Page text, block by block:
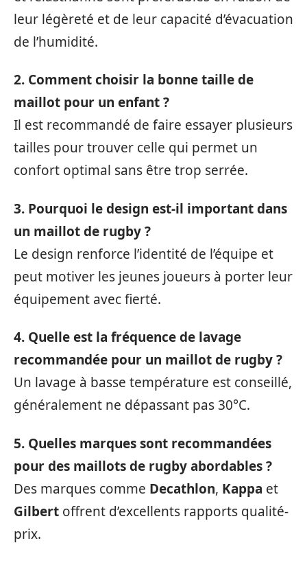
leur légèreté et de leur capacité d’évacuation
de l’humidité.
2. Comment choisir la bonne taille de
maillot pour un enfant ?
Il est recommandé de faire essayer plusieurs
tailles pour trouver celle qui permet un
confort optimal sans être trop serrée.
3. Pourquoi le design est-il important dans
un maillot de rugby ?
Le design renforce l’identité de l’équipe et
peut motiver les jeunes joueurs à porter leur
équipement avec fierté.
4. Quelle est la fréquence de lavage
recommandée pour un maillot de rugby ?
Un lavage à basse température est conseillé,
généralement ne dépassant pas 30°C.
5. Quelles marques sont recommandées
pour des maillots de rugby abordables ?
Des marques comme Decathlon, Kappa et
Gilbert offrent d’excellents rapports qualité-
prix.